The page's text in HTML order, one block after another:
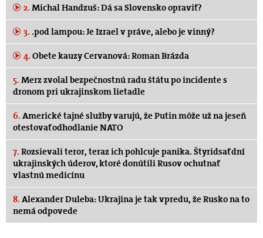
2. Michal Handzuš: Dá sa Slovensko opraviť?
3. .pod lampou: Je Izrael v práve, alebo je vinný?
4. Obete kauzy Cervanová: Roman Brázda
5. Merz zvolal bezpečnostnú radu štátu po incidente s
dronom pri ukrajinskom lietadle
6. Americké tajné služby varujú, že Putin môže už na jeseň
otestovať odhodlanie NATO
7. Rozsievali teror, teraz ich pohlcuje panika. Štyridsať dní
ukrajinských úderov, ktoré donútili Rusov ochutnať
vlastnú medicínu
8. Alexander Duleba: Ukrajina je tak vpredu, že Rusko na to
nemá odpovede